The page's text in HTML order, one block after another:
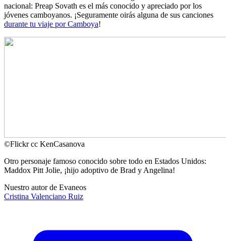
nacional: Preap Sovath es el más conocido y apreciado por los
jóvenes camboyanos. ¡Seguramente oirás alguna de sus canciones
durante tu viaje por Camboya!
©Flickr cc KenCasanova
Otro personaje famoso conocido sobre todo en Estados Unidos:
Maddox Pitt Jolie, ¡hijo adoptivo de Brad y Angelina!
Nuestro autor de Evaneos
Cristina Valenciano Ruiz